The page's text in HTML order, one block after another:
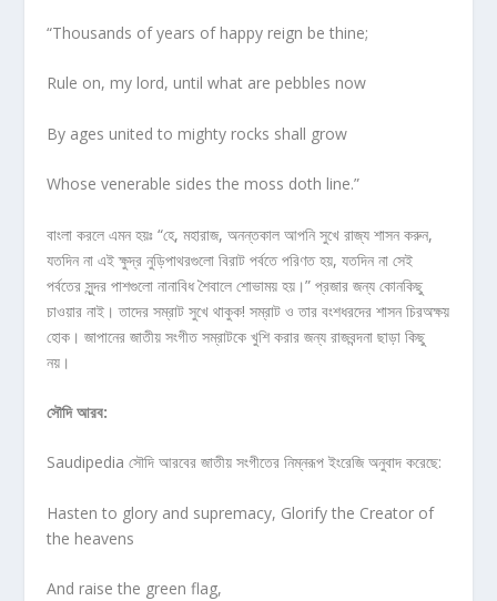
“Thousands of years of happy reign be thine;
Rule on, my lord, until what are pebbles now
By ages united to mighty rocks shall grow
Whose venerable sides the moss doth line.”
বাংলা করলে এমন হয়ঃ “হে, মহারাজ, অনন্তকাল আপনি সুখে রাজ্য শাসন করুন,
যতদিন না এই ক্ষুদ্র নুড়িপাথরগুলো বিরাট পর্বতে পরিণত হয়, যতদিন না সেই
পর্বতের সুন্দর পাশগুলো নানাবিধ শৈবালে শোভাময় হয়।” প্রজার জন্য কোনকিছু
চাওয়ার নাই। তাদের সম্রাট সুখে থাকুক! সম্রাট ও তার বংশধরদের শাসন চিরঅক্ষয়
হোক। জাপানের জাতীয় সংগীত সম্রাটকে খুশি করার জন্য রাজবন্দনা ছাড়া কিছু
নয়।
সৌদি আরব:
Saudipedia সৌদি আরবের জাতীয় সংগীতের নিম্নরূপ ইংরেজি অনুবাদ করেছে:
Hasten to glory and supremacy, Glorify the Creator of
the heavens
And raise the green flag,